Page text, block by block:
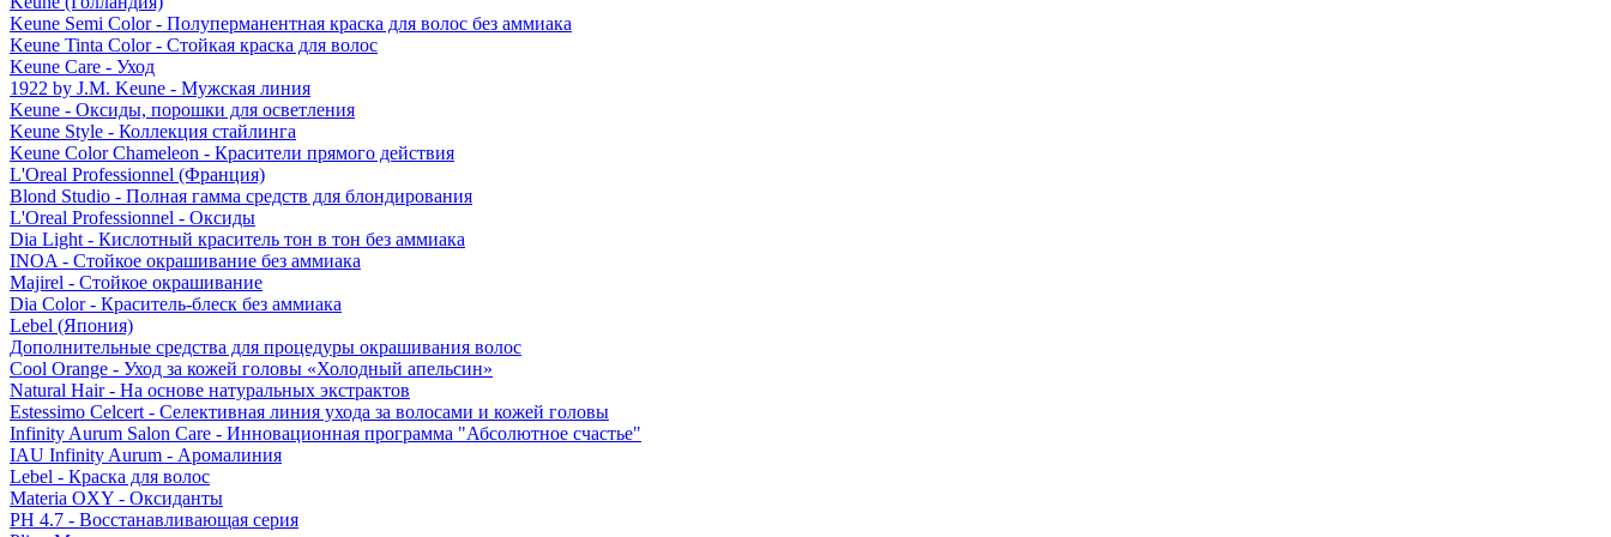
Keune Semi Color - Полуперманентная краска для волос без аммиака
Keune Tinta Color - Стойкая краска для волос
Keune Care - Уход
1922 by J.M. Keune - Мужская линия
Keune - Оксиды, порошки для осветления
Keune Style - Коллекция стайлинга
Keune Color Chameleon - Красители прямого действия
L'Oreal Professionnel (Франция)
Blond Studio - Полная гамма средств для блондирования
L'Oreal Professionnel - Оксиды
Dia Light - Кислотный краситель тон в тон без аммиака
INOA - Стойкое окрашивание без аммиака
Majirel - Стойкое окрашивание
Dia Color - Краситель-блеск без аммиака
Lebel (Япония)
Дополнительные средства для процедуры окрашивания волос
Cool Orange - Уход за кожей головы «Холодный апельсин»
Natural Hair - На основе натуральных экстрактов
Estessimo Celcert - Селективная линия ухода за волосами и кожей головы
Infinity Aurum Salon Care - Инновационная программа "Абсолютное счастье"
IAU Infinity Aurum - Аромалиния
Lebel - Краска для волос
Materia OXY - Оксиданты
PH 4.7 - Восстанавливающая серия